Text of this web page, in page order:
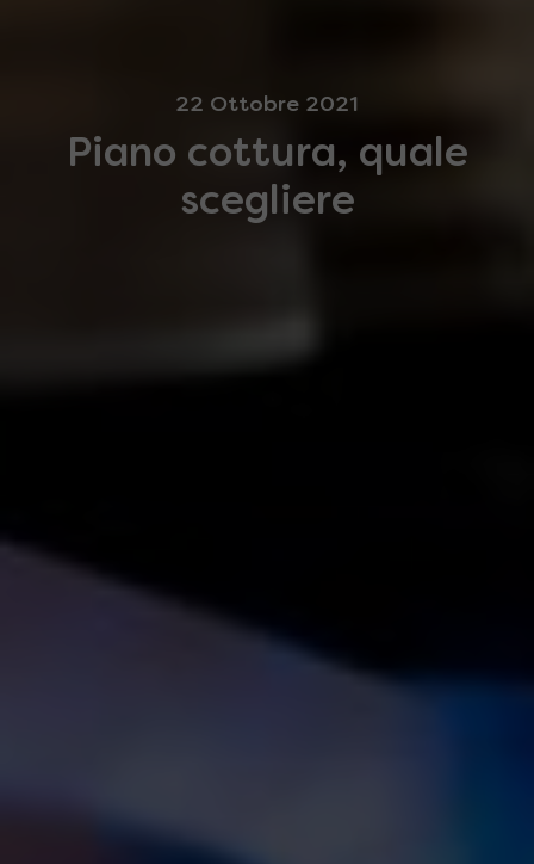
22 Ottobre 2021
Piano cottura, quale
scegliere